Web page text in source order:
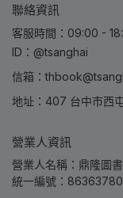
聯絡資訊
客服時間：09:00 -
ID：@tsanghai
信箱：
地址：407 台中市西
營業人資訊
營業人名稱：鼎隆圖
統一編號：86363780